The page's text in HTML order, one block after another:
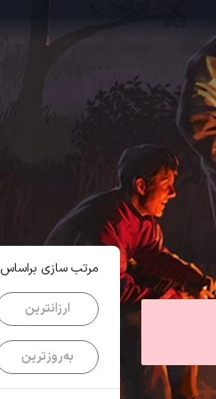
مرتب سازی براساس
ارزانترین
به‌روزترین